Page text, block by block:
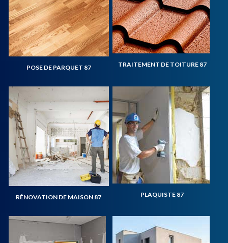
POSE DE PARQUET 87 TRAITEMENT DE TOITURE 87
RÉNOVATION DE MAISON 87 PLAQUISTE 87